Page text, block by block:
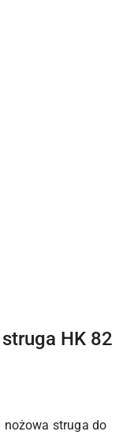
HK 82
nożowa struga do